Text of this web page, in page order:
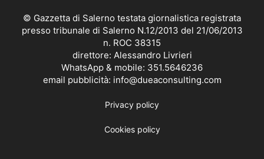
© Gazzetta di Salerno testata giornalistica registrata
presso tribunale di Salerno N.12/2013 del 21/06/2013
n. ROC 38315
direttore: Alessandro Livrieri
WhatsApp & mobile: 351.5646236
email pubblicità: info@dueaconsulting.com
Privacy policy
Cookies policy